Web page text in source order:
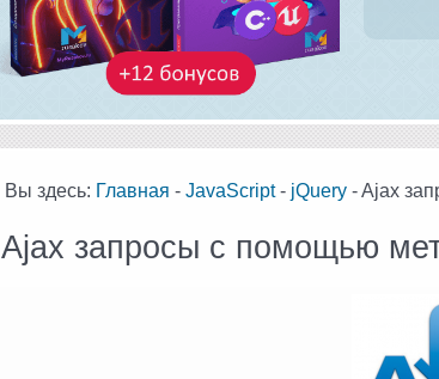
Вы здесь: Главная - JavaScript- jQuery - Ajax
Ajax запросы с помощью